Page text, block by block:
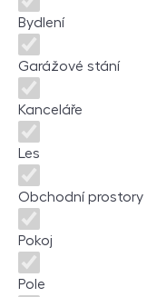
Bydlení
Garážové stání
Kanceláře
Les
Obchodní prostory
Pokoj
Pole